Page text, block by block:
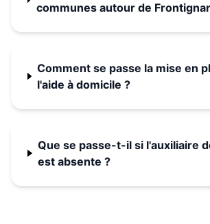
communes autour de
Comment se passe la mise en
l'aide à domicile ?
Que se passe-t-il si l'auxiliaire
est absente ?